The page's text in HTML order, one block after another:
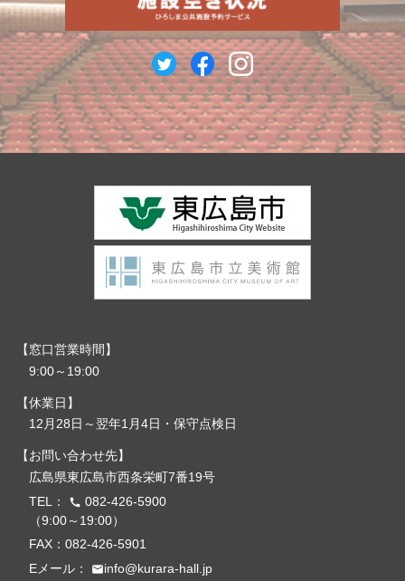
窓口営業時間
9:00～19:00
休業日
12月28日～翌年1月4日・保守点検日
お問い合わせ先
広島県東広島市西条栄町7番19号
TEL：
call 082-426-5900
（9:00～19:00）
FAX：082-426-5901
Eメール：
emailinfo@kurara-hall.jp